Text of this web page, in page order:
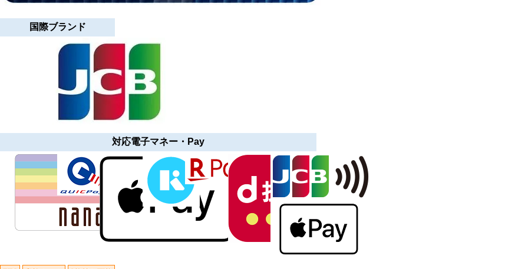
国際ブランド
対応電子マネー・Pay